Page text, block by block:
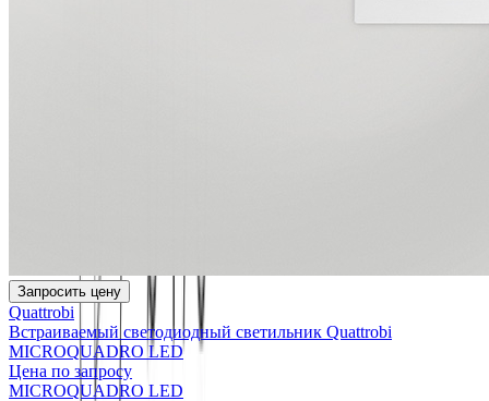
Запросить цену
Quattrobi
Встраиваемый светодиодный светильник Quattrobi
MICROQUADRO LED
Цена по запросу
MICROQUADRO LED